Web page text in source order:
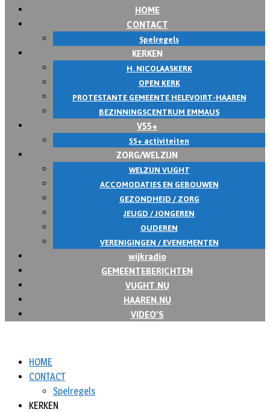
HOME
CONTACT
Spelregels
KERKEN
H. NICOLAASKERK
OPEN KERK
PROTESTANTE GEMEENTE HELEVOIRT-HAAREN
BEZINNINGSCENTRUM EMMAUS
V55+
55+ activiteiten
ZORG/WELZIJN
WELZIJN VUGHT
ACCOMODATIES EN GEBOUWEN
GEZONDHEID / ZORG
JEUGD / JONGEREN
OUDEREN
VERENIGINGEN / EVENEMENTEN
wijkradio
GEMEENTEBERICHTEN
VUGHT.NU
HAAREN.NU
VIDEO’S
HOME
CONTACT
Spelregels
KERKEN